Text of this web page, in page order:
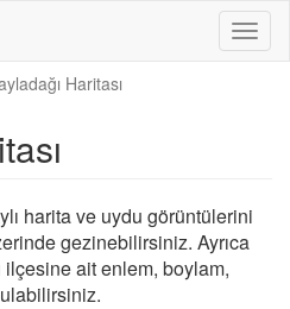
Haritası
harita ve uydu görüntülerini
gezinebilirsiniz. Ayrıca
ilçesine ait enlem, boylam,